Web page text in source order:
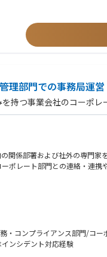
制への対応
の整備、運用
験
用を中心に、組織の健全な
求めています。
も、その都度優先順位を整
力
ができるか」を考え、周囲
理部門での事務局運営
持つ事業会社のコーポレ
関係部署および社外の専門
ポレート部門との連絡・連
メント
護士事務所等）との連絡・調
アイデア出しの推進
クション支援
・コンプライアンス部門/コー
ンシデント対応経験